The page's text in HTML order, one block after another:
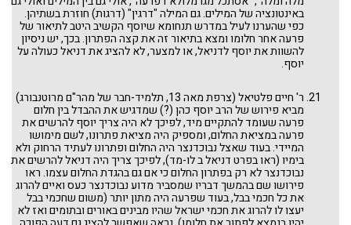
באינטונציה של המילים. גם המילה "דרגין" (דרגות) חוזרת בשתיהן.
כפי שהערנו לעיל במדרש תנחומא שיוסף הקשיב היטב לתיאור של
פרעה אחר חלומו ומצא בתיאור זה את קצה הפתרון. בכך, יש ניסיון
להשוות את יוסף לדניאל, או למצער, לא להציג את דניאל כעולה על
יוסף.
ר' חיים פלטיאל (צרפת מאה 13, תלמיד-חבר של מהר"ם מרוטנבורג)
מביא פירוש של הרב יוסף כהן (?) שמדגיש את ההבדל בין חלום
פרעה שעומד להתקיים מיד, לפיכך לא היה צריך יוסף להרשים את
פרעה במציאת החלום, ומספיק היה מציאת פתרונו, לשם מימושו
המיידי. בעוד שאצל נבוכדנצר היה החלום ופתרונו לעתיד הרחוק ולא
בימיו (ראו בפרט דניאל ב לו-מד), לפיכך צריך היה דניאל להרשים את
נבוכדנצר לא רק בפתרון החלום כי אם גם בהגדת החלום עצמו. ראו
פירושו שם בהמשך דבריו שמסביר מדוע נבוכדנצר כעס ואיים להרוג
את כל חכמי בבל, בעוד שפרעה היה מתון יותר (משום שחכמי בבל
יעצו לו להרוג את חכמי ישראל שהיו מבינים באורים ובתומים ואז לא